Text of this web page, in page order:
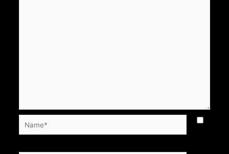
Name*